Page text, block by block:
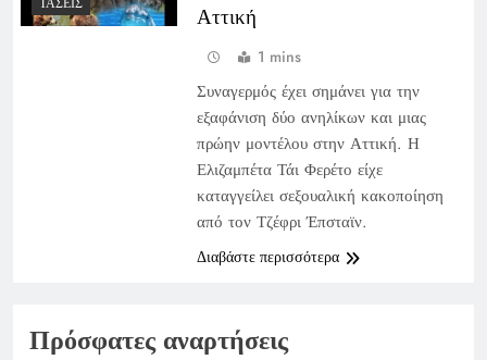
Αττική
1 mins
Συναγερμός έχει σημάνει για την
εξαφάνιση δύο ανηλίκων και μιας
πρώην μοντέλου στην Αττική. Η
Ελιζαμπέτα Τάι Φερέτο είχε
καταγγείλει σεξουαλική κακοποίηση
από τον Τζέφρι Έπσταϊν.
Διαβάστε περισσότερα
Πρόσφατες αναρτήσεις